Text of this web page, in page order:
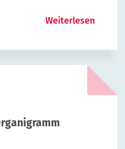
Weiterlesen